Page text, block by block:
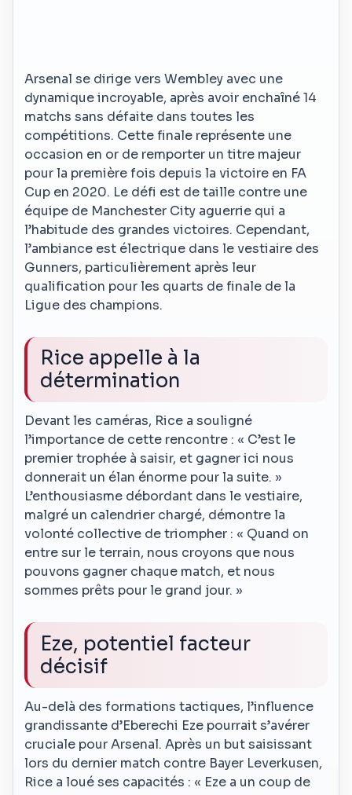
Arsenal se dirige vers Wembley avec une
dynamique incroyable, après avoir enchaîné 14
matchs sans défaite dans toutes les
compétitions. Cette finale représente une
occasion en or de remporter un titre majeur
pour la première fois depuis la victoire en FA
Cup en 2020. Le défi est de taille contre une
équipe de Manchester City aguerrie qui a
l’habitude des grandes victoires. Cependant,
l’ambiance est électrique dans le vestiaire des
Gunners, particulièrement après leur
qualification pour les quarts de finale de la
Ligue des champions.
Rice appelle à la
détermination
Devant les caméras, Rice a souligné
l’importance de cette rencontre : « C’est le
premier trophée à saisir, et gagner ici nous
donnerait un élan énorme pour la suite. »
L’enthousiasme débordant dans le vestiaire,
malgré un calendrier chargé, démontre la
volonté collective de triompher : « Quand on
entre sur le terrain, nous croyons que nous
pouvons gagner chaque match, et nous
sommes prêts pour le grand jour. »
Eze, potentiel facteur
décisif
Au-delà des formations tactiques, l’influence
grandissante d’Eberechi Eze pourrait s’avérer
cruciale pour Arsenal. Après un but saisissant
lors du dernier match contre Bayer Leverkusen,
Rice a loué ses capacités : « Eze a un coup de